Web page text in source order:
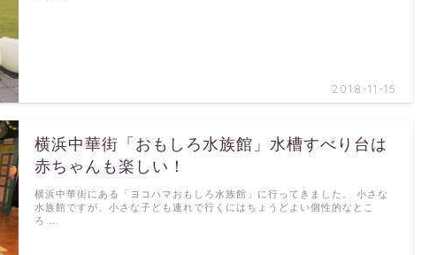
2018-11-15
横浜中華街「おもしろ水族館」水槽すべり台は
赤ちゃんも楽しい！
横浜中華街にある「ヨコハマおもしろ水族館」に行ってきました。 小さな
水族館ですが、小さな子ども連れで行くにはちょうどよい個性的なとこ
ろ …